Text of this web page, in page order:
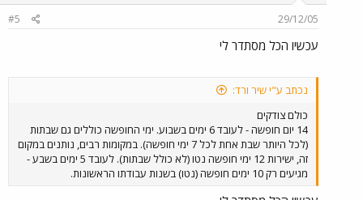
29/12/05
#5
עכשיו הכל מסתדר לי
נכתב ע"י שיר ורד:
כולם צודקים
14 יום חופשה - לעובד 6 ימים בשבוע. ימי החופשה כוללים גם שבתות
(לכל היותר שבת אחת לכל 7 ימי חופשה). במקומות רבים, נותנים במקום
זה, ישירות 12 ימי חופשה נטו (לא כולל שבתות). לעובד 5 ימים בשבע -
מגיעים רק 10 ימים חופשה (נטו) בשנות עבודתו הראשונות.